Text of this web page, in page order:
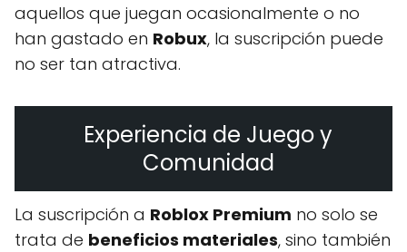
aquellos que juegan ocasionalmente o no
han gastado en Robux, la suscripción puede
no ser tan atractiva.
Experiencia de Juego y
Comunidad
La suscripción a Roblox Premium no solo se
trata de beneficios materiales, sino también